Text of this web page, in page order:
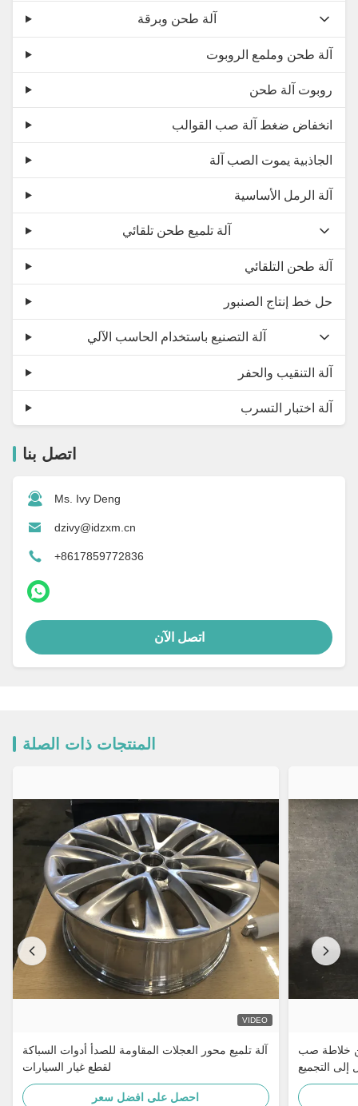
آلة طحن وبرقة
آلة طحن وملمع الروبوت
روبوت آلة طحن
انخفاض ضغط آلة صب القوالب
الجاذبية يموت الصب آلة
آلة الرمل الأساسية
آلة تلميع طحن تلقائي
آلة طحن التلقائي
حل خط إنتاج الصنبور
آلة التصنيع باستخدام الحاسب الآلي
آلة التنقيب والحفر
آلة اختبار التسرب
اتصل بنا
Ms. Ivy Deng
dzivy@idzxm.cn
+8617859772836
اتصل الآن
المنتجات ذات الصلة
VIDEO
آلة تلميع محور العجلات المقاومة للصدأ أدوات السباكة
لقطع غيار السيارات
احصل على افضل سعر
من خلاطة صب
إلى التجميع